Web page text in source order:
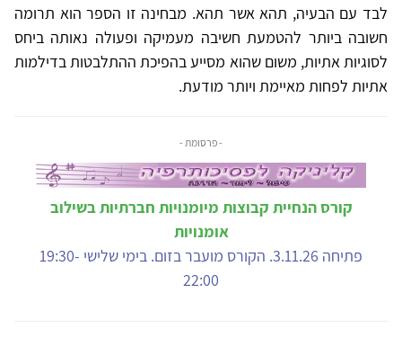
לבד עם הבעיה, תהא אשר תהא. מבחינה זו הספר הוא תרומה
חשובה ביותר להטמעת חשיבה מעמיקה ופעולה נאותה ביחס
לסוגיות אתיות, משום שהוא מסייע בהפיכת ההתלבטות בדילמות
אתיות לפחות מאיימת ויותר מודעת.
- פרסומת -
קורס הנחיית קבוצות מיומנויות חברתיות בשילוב
אומנויות
פתיחה 3.11.26. הקורס מועבר בזום. בימי שלישי 19:30-
22:00